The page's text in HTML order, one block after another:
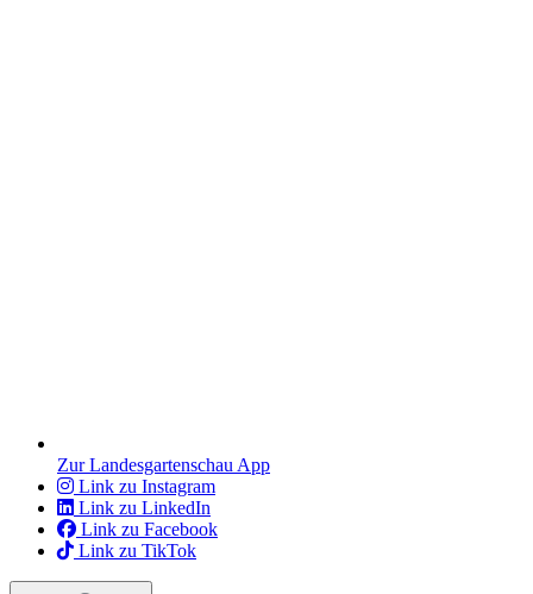
Zur Landesgartenschau App
Link zu Instagram
Link zu LinkedIn
Link zu Facebook
Link zu TikTok